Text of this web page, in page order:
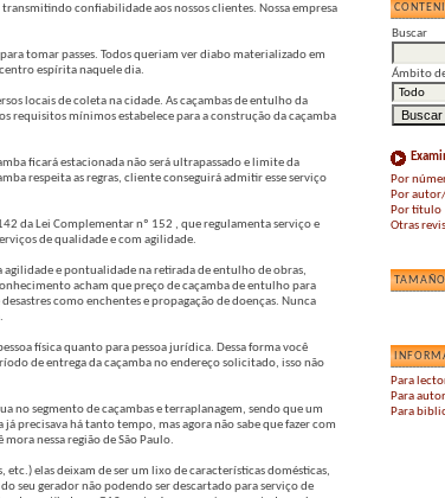
Buscar
Ámbito
Por
Por
Por título
Otras
Para
Para
Para
confiabilidade aos nossos clientes. Nossa empresa
tomar passes. Todos queriam ver diabo materializado em
espírita naquele dia.
locais de coleta na cidade. As caçambas de entulho da
requisitos mínimos estabelece para a construção da caçamba
ficará estacionada não será ultrapassado e limite da
respeita as regras, cliente conseguirá admitir esse serviço
da Lei Complementar nº 152 , que regulamenta serviço e
de qualidade e com agilidade.
e pontualidade na retirada de entulho de obras,
acham que preço de caçamba de entulho para
como enchentes e propagação de doenças. Nunca
física quanto para pessoa jurídica. Dessa forma você
de entrega da caçamba no endereço solicitado, isso não
no segmento de caçambas e terraplanagem, sendo que um
precisava há tanto tempo, mas agora não sabe que fazer com
nessa região de São Paulo.
elas deixam de ser um lixo de características domésticas,
seu gerador não podendo ser descartado para serviço de